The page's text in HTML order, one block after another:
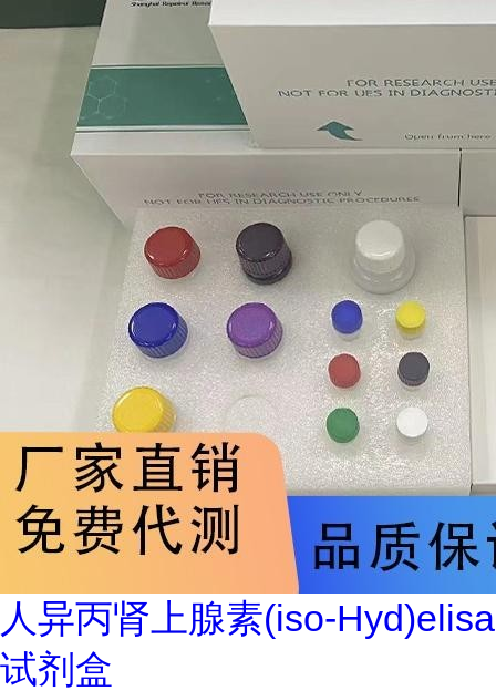
人异丙肾上腺素(iso-Hyd)elisa
试剂盒